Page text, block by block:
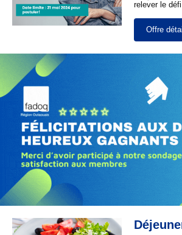
relever le
Offre